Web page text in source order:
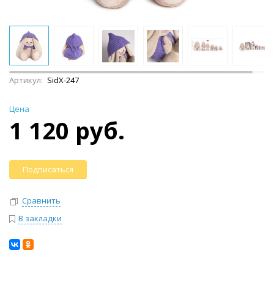
Артикул: SidX-247
Цена
1 120 руб.
Подписаться
Сравнить
В закладки